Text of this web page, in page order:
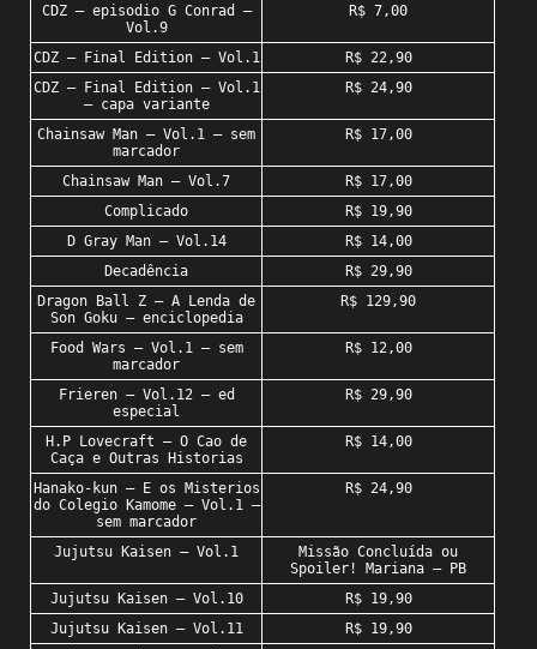
CDZ – episodio G Conrad –
Vol.9
R$ 7,00
CDZ – Final Edition – Vol.1
R$ 22,90
CDZ – Final Edition – Vol.1
– capa variante
R$ 24,90
Chainsaw Man – Vol.1 – sem
marcador
R$ 17,00
Chainsaw Man – Vol.7
R$ 17,00
Complicado
R$ 19,90
D Gray Man – Vol.14
R$ 14,00
Decadência
R$ 29,90
Dragon Ball Z – A Lenda de
Son Goku – enciclopedia
R$ 129,90
Food Wars – Vol.1 – sem
marcador
R$ 12,00
Frieren – Vol.12 – ed
especial
R$ 29,90
H.P Lovecraft – O Cao de
Caça e Outras Historias
R$ 14,00
Hanako-kun – E os Misterios
do Colegio Kamome – Vol.1 –
sem marcador
R$ 24,90
Jujutsu Kaisen – Vol.1
Missão Concluída ou
Spoiler! Mariana – PB
Jujutsu Kaisen – Vol.10
R$ 19,90
Jujutsu Kaisen – Vol.11
R$ 19,90